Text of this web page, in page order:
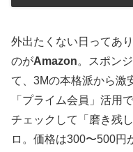
外出たくない日ってあ
のがAmazon。スポン
て、3Mの本格派から激
「プライム会員」活用
チェックして「磨き残
ロ。価格は300〜500円